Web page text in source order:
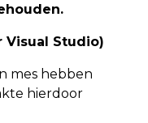
Visual Studio)
mes hebben
hierdoor